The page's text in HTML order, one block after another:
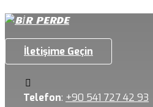
İletişime Geçin
Telefon: +90 541 727 42 93